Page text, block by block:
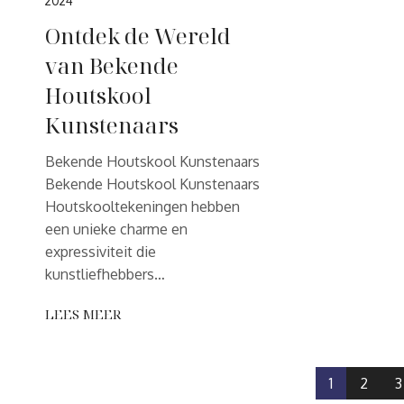
Ontdek de Wereld
van Bekende
Houtskool
Kunstenaars
Bekende Houtskool Kunstenaars
Bekende Houtskool Kunstenaars
Houtskooltekeningen hebben
een unieke charme en
expressiviteit die
kunstliefhebbers…
LEES MEER
1 2 3